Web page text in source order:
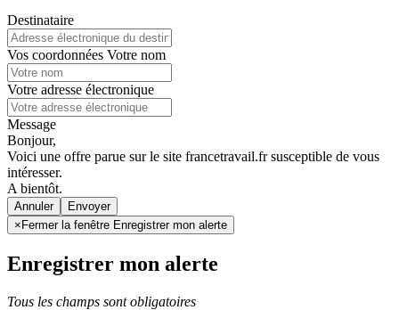
Destinataire
Vos coordonnées Votre nom
Votre adresse électronique
Message
Bonjour,
Voici une offre parue sur le site francetravail.fr susceptible de vous
intéresser.
A bientôt.
Annuler
× Fermer la fenêtre Enregistrer mon alerte
Enregistrer mon alerte
Tous les champs sont obligatoires